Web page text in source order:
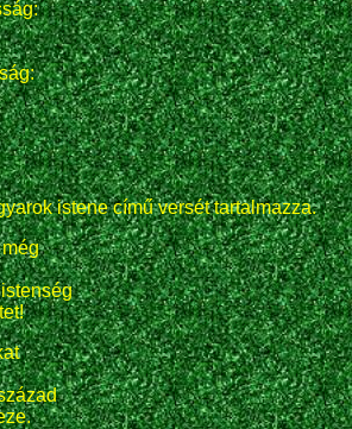
istene című versét tartalmazza.